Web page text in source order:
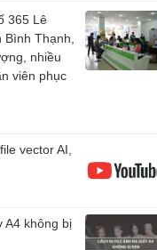
365 Lê
Thạnh,
nhiều
viên phục
vector AI,
A4 không bị